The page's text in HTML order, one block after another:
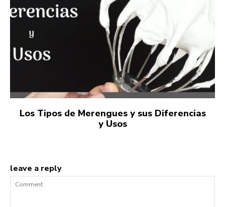
Los Tipos de Merengues y sus Diferencias
y Usos
leave a reply